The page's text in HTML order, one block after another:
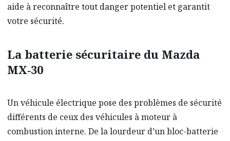
aide à reconnaître tout danger potentiel et garantit
votre sécurité.
La batterie sécuritaire du Mazda
MX‑30
Un véhicule électrique pose des problèmes de sécurité
différents de ceux des véhicules à moteur à
combustion interne. De la lourdeur d’un bloc-batterie